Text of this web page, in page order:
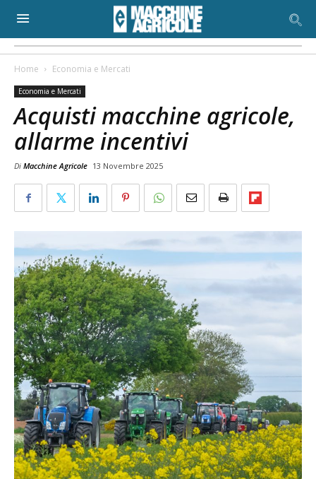
Home Economia e Mercati
Economia e Mercati
Acquisti macchine agricole,
allarme incentivi
Di Macchine Agricole 13 Novembre 2025